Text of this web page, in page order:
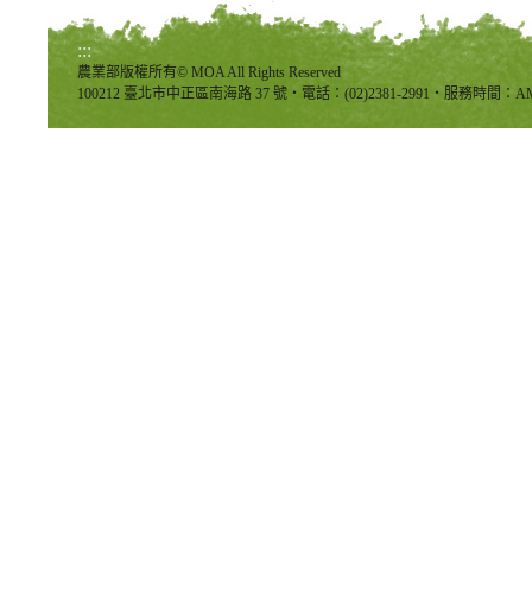
:::
農業部版權所有© MOA All Rights Reserved
100212 臺北市中正區南海路 37 號‧電話：(02)2381-2991‧服務時間：